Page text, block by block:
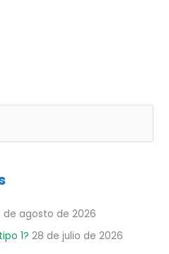
de agosto de 2026
1? 28 de julio de 2026